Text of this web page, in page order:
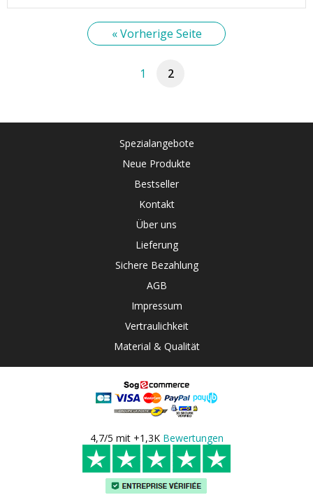
« Vorherige Seite
1 2
Spezialangebote
Neue Produkte
Bestseller
Kontakt
Über uns
Lieferung
Sichere Bezahlung
AGB
Impressum
Vertraulichkeit
Material & Qualität
4,7/5 mit +1,3K Bewertungen